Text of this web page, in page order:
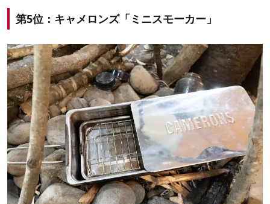
第5位：キャメロンズ「ミニスモーカー」